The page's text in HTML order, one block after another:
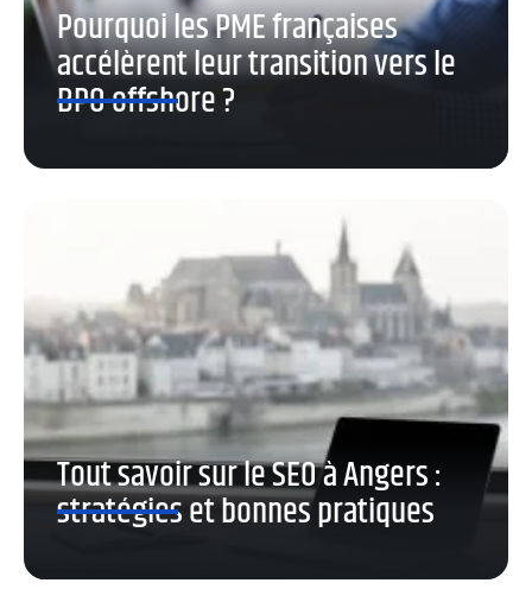
Pourquoi les PME françaises
accélèrent leur transition vers le
BPO offshore ?
Tout savoir sur le SEO à Angers :
stratégies et bonnes pratiques